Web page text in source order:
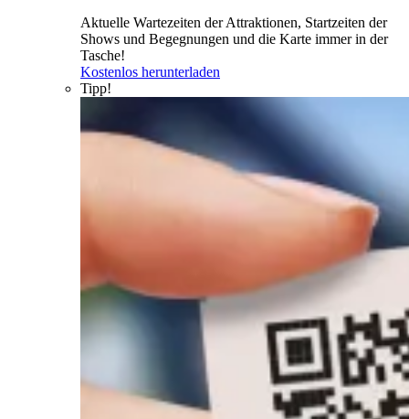
Aktuelle Wartezeiten der Attraktionen, Startzeiten der
Shows und Begegnungen und die Karte immer in der
Tasche!
Kostenlos herunterladen
Tipp!